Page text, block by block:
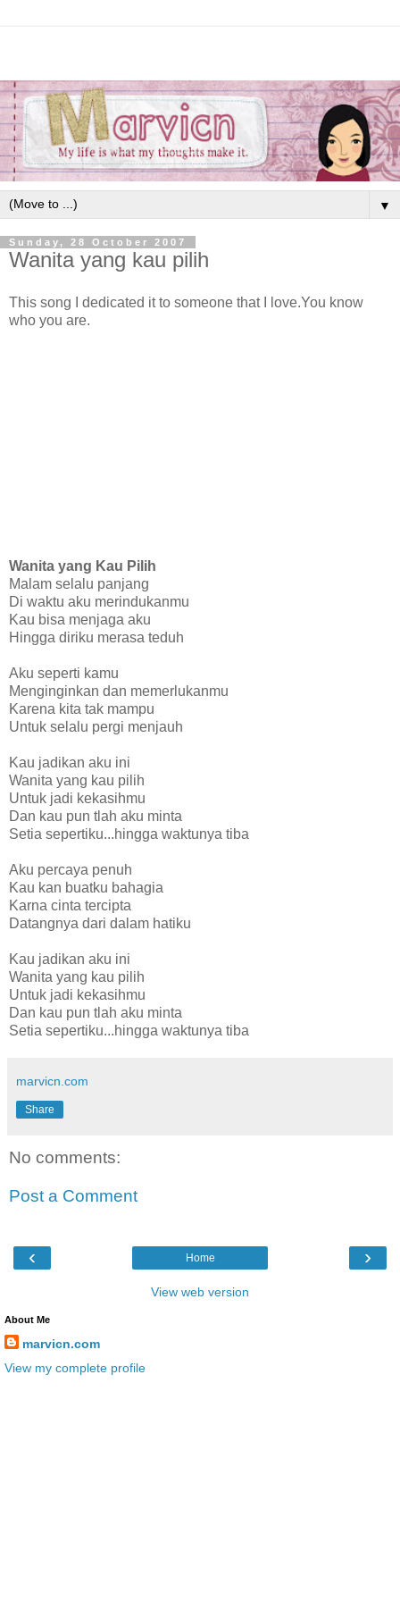
▼
Sunday, 28 October 2007
Wanita yang kau pilih
This song I dedicated it to someone that I love.You know
who you are.
Wanita yang Kau Pilih
Malam selalu panjang
Di waktu aku merindukanmu
Kau bisa menjaga aku
Hingga diriku merasa teduh
Aku seperti kamu
Menginginkan dan memerlukanmu
Karena kita tak mampu
Untuk selalu pergi menjauh
Kau jadikan aku ini
Wanita yang kau pilih
Untuk jadi kekasihmu
Dan kau pun tlah aku minta
Setia sepertiku...hingga waktunya tiba
Aku percaya penuh
Kau kan buatku bahagia
Karna cinta tercipta
Datangnya dari dalam hatiku
Kau jadikan aku ini
Wanita yang kau pilih
Untuk jadi kekasihmu
Dan kau pun tlah aku minta
Setia sepertiku...hingga waktunya tiba
marvicn.com
Share
No comments:
Post a Comment
‹ ›
Home
View web version
About Me
marvicn.com
View my complete profile